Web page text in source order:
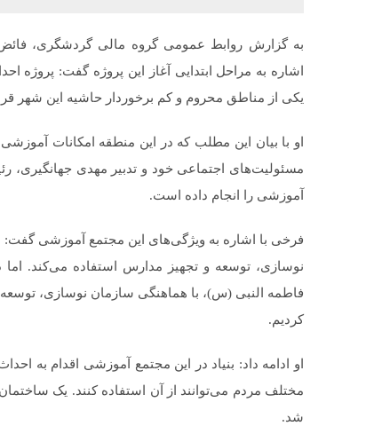
به گزارش روابط عمومی گروه مالی گردشگری،
یکی از مناطق محروم و کم برخوردار حاشیه این شهر
او با بیان این مطلب که در این منطقه امکانات
مسئولیت‌های اجتماعی خود و تدبیر مهدی جهانگیری،
آموزشی را انجام داده است.
فرخی با اشاره به ویژگی‌های این مجتمع آموزشی
نوسازی، توسعه و تجهیز مدارس استفاده می‌کند. اما
فاطمه النبی (س)، با هماهنگی سازمان نوسازی،
کردیم.
او ادامه داد: بنیاد در این مجتمع آموزشی اقدام به
مختلف مردم می‌توانند از آن استفاده کنند. یک
شد.